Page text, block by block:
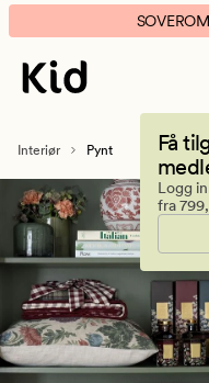
Pynt
til
hjemmet
soverom
og
bord
banner.
Klikk
ESCAPE
pause.
Få
Logg
fra
Interiør Pynt